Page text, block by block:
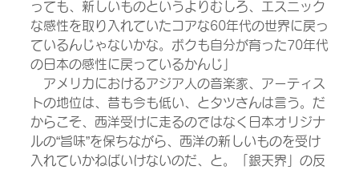
っても、新しいものというよりむしろ、エスニック
な感性を取り入れていたコアな60年代の世界に戻っ
ているんじゃないかな。ボクも自分が育った70年代
の日本の感性に戻っているかんじ」
アメリカにおけるアジア人の音楽家、アーティス
トの地位は、昔も今も低い、とタツさんは言う。だ
からこそ、西洋受けに走るのではなく日本オリジナ
ルの“旨味”を保ちながら、西洋の新しいものを受け
入れていかねばいけないのだ、と。「銀天界」の反